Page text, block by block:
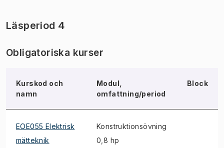
Läsperiod 4
Obligatoriska kurser
Kurskod och
namn
Modul,
omfattning/period
Block
EOE055 Elektrisk
mätteknik
Konstruktionsövning
0,8 hp